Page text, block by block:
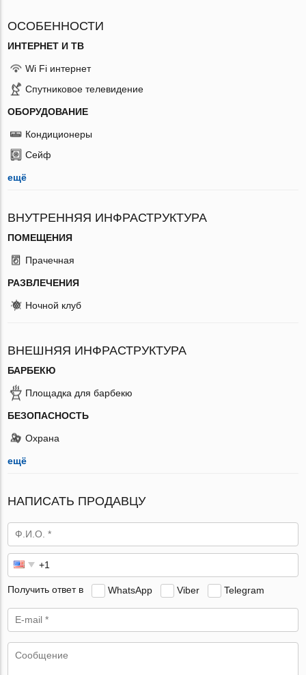
ОСОБЕННОСТИ
ИНТЕРНЕТ И ТВ
Wi Fi интернет
Спутниковое телевидение
ОБОРУДОВАНИЕ
Кондиционеры
Сейф
ещё
ВНУТРЕННЯЯ ИНФРАСТРУКТУРА
ПОМЕЩЕНИЯ
Прачечная
РАЗВЛЕЧЕНИЯ
Ночной клуб
ВНЕШНЯЯ ИНФРАСТРУКТУРА
БАРБЕКЮ
Площадка для барбекю
БЕЗОПАСНОСТЬ
Охрана
ещё
НАПИСАТЬ ПРОДАВЦУ
Получить ответ в WhatsApp Viber Telegram